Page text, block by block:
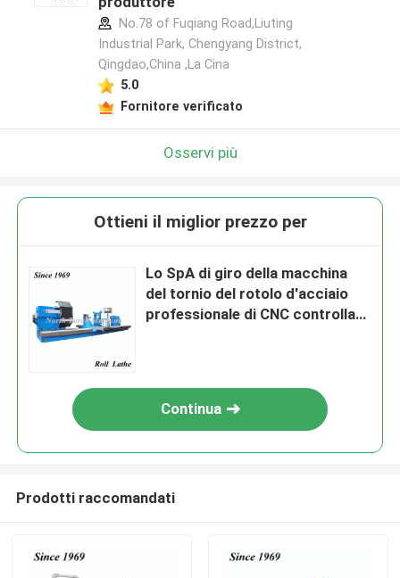
No.78 of Fuqiang Road,Liuting
Industrial Park, Chengyang District,
Qingdao,China ,La Cina
5.0
Fornitore verificato
Osservi più
Ottieni il miglior prezzo per
Lo SpA di giro della macchina
del tornio del rotolo d'acciaio
professionale di CNC controlla
Continua
Prodotti raccomandati